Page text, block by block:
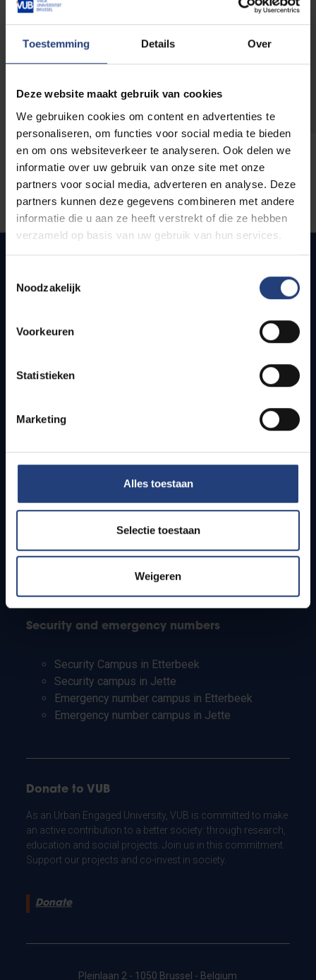
Toestemming Details Over
Deze website maakt gebruik van cookies
We gebruiken cookies om content en advertenties te
personaliseren, om functies voor social media te bieden
en om ons websiteverkeer te analyseren. Ook delen we
informatie over uw gebruik van onze site met onze
partners voor social media, adverteren en analyse. Deze
partners kunnen deze gegevens combineren met andere
informatie die u aan ze heeft verstrekt of die ze hebben
verzameld op basis van uw gebruik van hun services.
Noodzakelijk
Voorkeuren
Statistieken
Marketing
Alles toestaan
Selectie toestaan
Weigeren
The full URL of the page where you encountered the error.
Quick links
How to get to the VUB campuses
Students
PhD students
Teachers and secondary schools
Working students
Security and emergency numbers
Security Campus in Etterbeek
Security campus in Jette
Emergency number campus in Etterbeek
Emergency number campus in Jette
Donate to VUB
As an Urban Engaged University, VUB is committed to make
an active contribution to a better society: through research,
education and social projects. Join us in this commitment.
Support our projects and co-invest in society.
Donate
Pleinlaan 2 - 1050 Brussel - Belgium